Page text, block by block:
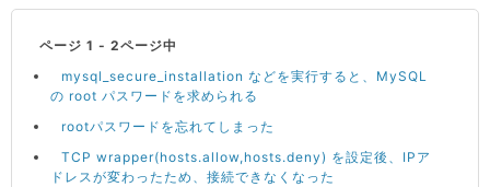
ページ 1 - 2ページ中
mysql_secure_installation などを実行すると、MySQL
の root パスワードを求められる
rootパスワードを忘れてしまった
TCP wrapper(hosts.allow,hosts.deny) を設定後、IPア
ドレスが変わったため、接続できなくなった